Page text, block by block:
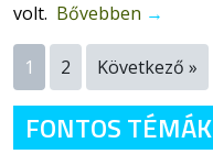
volt. Bővebben →
1 2 Következő »
FONTOS TÉMÁK